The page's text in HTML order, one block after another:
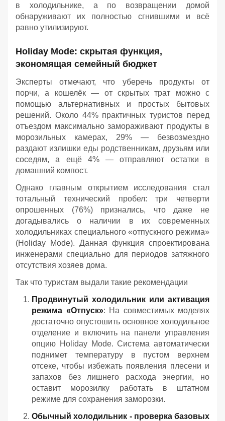
в холодильнике, а по возвращении домой
обнаруживают их полностью сгнившими и всё
равно утилизируют.
Holiday Mode: скрытая функция,
экономящая семейный бюджет
Эксперты отмечают, что уберечь продукты от
порчи, а кошелёк — от скрытых трат можно с
помощью альтернативных и простых бытовых
решений. Около 44% практичных туристов перед
отъездом максимально замораживают продукты в
морозильных камерах, 29% — безвозмездно
раздают излишки еды родственникам, друзьям или
соседям, а ещё 4% — отправляют остатки в
домашний компост.
Однако главным открытием исследования стал
тотальный технический пробел: три четверти
опрошенных (76%) признались, что даже не
догадывались о наличии в их современных
холодильниках специального «отпускного режима»
(Holiday Mode). Данная функция спроектирована
инженерами специально для периодов затяжного
отсутствия хозяев дома.
Так что туристам выдали такие рекомендации
Продвинутый холодильник или активация
режима «Отпуск»: На совместимых моделях
достаточно опустошить основное холодильное
отделение и включить на панели управления
опцию Holiday Mode. Система автоматически
поднимет температуру в пустом верхнем
отсеке, чтобы избежать появления плесени и
запахов без лишнего расхода энергии, но
оставит морозилку работать в штатном
режиме для сохранения заморозки.
Обычный холодильник - проверка базовых